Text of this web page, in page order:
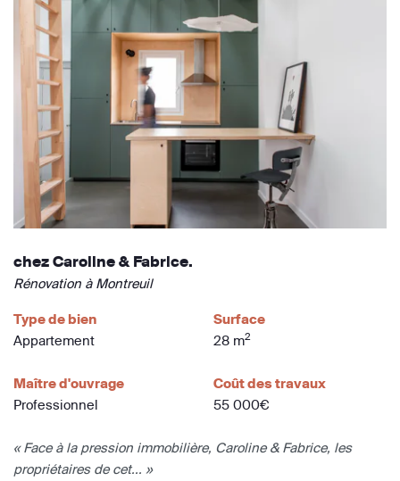
chez Caroline & Fabrice.
Rénovation à Montreuil
Type de bien
Appartement
Surface
28 m2
Maître d'ouvrage
Professionnel
Coût des travaux
55 000€
« Face à la pression immobilière, Caroline & Fabrice, les
propriétaires de cet... »